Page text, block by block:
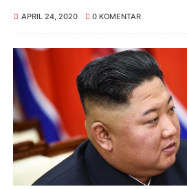
APRIL 24, 2020 0 KOMENTAR